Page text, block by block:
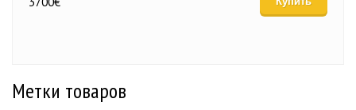
Метки товаров